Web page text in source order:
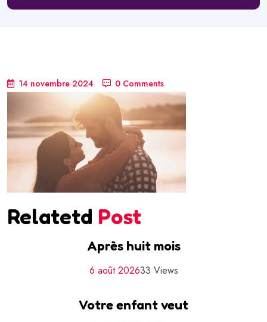
14 novembre 2024 0 Comments
Relatetd Post
Après huit mois
6 août 202633 Views
Votre enfant veut